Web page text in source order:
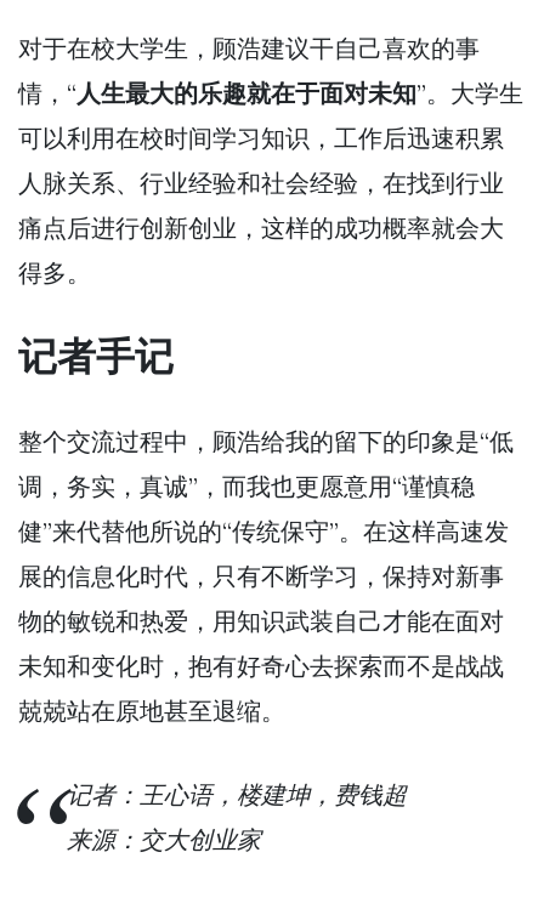
对于在校大学生，顾浩建议干自己喜欢的事
情，“人生最大的乐趣就在于面对未知”。大学生
可以利用在校时间学习知识，工作后迅速积累
人脉关系、行业经验和社会经验，在找到行业
痛点后进行创新创业，这样的成功概率就会大
得多。
记者手记
整个交流过程中，顾浩给我的留下的印象是“低
调，务实，真诚”，而我也更愿意用“谨慎稳
健”来代替他所说的“传统保守”。在这样高速发
展的信息化时代，只有不断学习，保持对新事
物的敏锐和热爱，用知识武装自己才能在面对
未知和变化时，抱有好奇心去探索而不是战战
兢兢站在原地甚至退缩。
记者：王心语，楼建坤，费钱超
来源：交大创业家